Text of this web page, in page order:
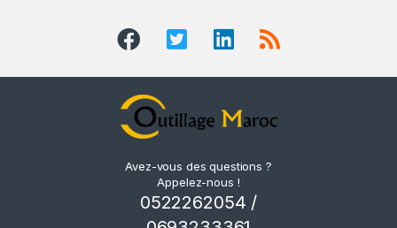
Avez-vous des questions ?
Appelez-nous !
0522262054 /